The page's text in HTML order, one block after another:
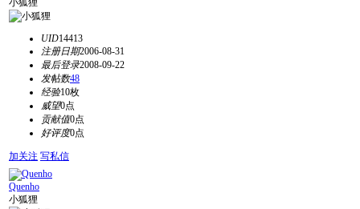
小狐狸
UID14413
注册日期2006-08-31
最后登录2008-09-22
发帖数48
经验10枚
威望0点
贡献值0点
好评度0点
加关注 写私信
Quenho
小狐狸